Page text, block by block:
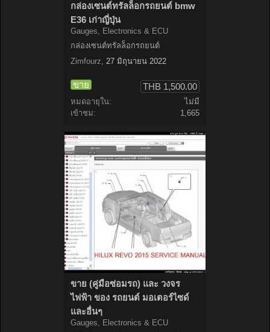
กล่องเซนต์ทรัลล็อกรถยนต์ bmw
E36 เก่าญี่ปุ่น
Gauges, Electronics & ECU
กล่องเซนต์ทรัลล็อกรถยนต์
Zimfourz, 27 มิถุนายน 2022
ขาย THB 1,500.00
หมดอายุใน:
ไม่มี
เข้าชม:
1,665
ขาย (คู่มือซ่อมรถ) และ วงจร
ไฟฟ้า ของ รถยนต์ มอเตอร์ไซด์
และอื่นๆ
Gauges, Electronics & ECU